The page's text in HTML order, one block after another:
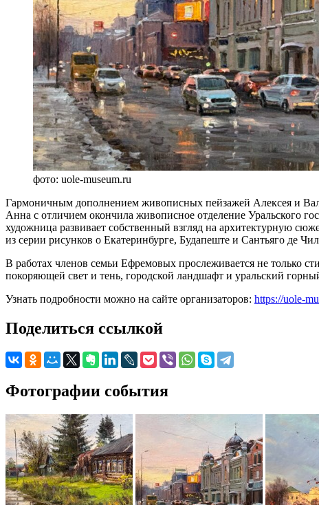
фото: uole-museum.ru
Гармоничным дополнением живописных пейзажей Алексея и
Анна с отличием окончила живописное отделение Уральского
художница развивает собственный взгляд на архитектурную
из серии рисунков о Екатеринбурге, Будапеште и Сантьяго де
В работах членов семьи Ефремовых прослеживается не только
покоряющей свет и тень, городской ландшафт и уральский
Узнать подробности можно на сайте организаторов: https://uole-
Поделиться ссылкой
Фотографии события